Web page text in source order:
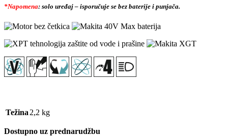
599,90 KM.
*Napomena: solo uređaj – isporučuje se bez baterije i punjača.
Težina 2,2 kg
Dostupno uz prednarudžbu